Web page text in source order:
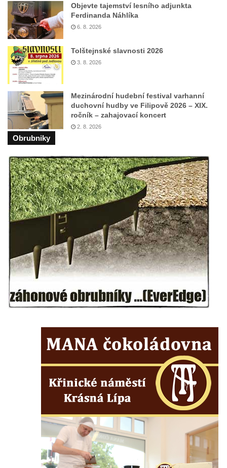
Budějovicích
Socha svatého Vincence Ferrerského na
nádvoří kláštera dominikánů v Českých
Socha svatého Zachariáše na nádvoří
kláštera dominikánů v Českých
Budějovicích
Socha svatého Josefa na nádvoří kláštera
dominikánů v Českých Budějovicích
Socha svaté Anny na nádvoří kláštera
dominikánů v Českých Budějovicích
Socha svatého Dominika na nádvoří
kláštera dominikánů v Českých
Budějovicích
Sousoší Kalvárie před klášterem
dominikánů u Piaristického náměstí v
Českých Budějovicích
Socha svatého Václava u pramene v
Semilech
Pamětní deska Tomáše Garrigue Masaryka
Pamětní deska na biskupské rezidenci v
biskupské rezidenci v Českých
Kamenném Újezdě
Pamětní kámen družebních obcí Kamenný
Újezd a Krauchthal v parku na Náměstí v
Kamenném Újezdě
Socha na náměstí J. V. Kamarýta ve
Velešíně
Objevte tajemství lesního adjunkta
Ferdinanda Náhlíka
6. 8. 2026
Tolštejnské slavnosti 2026
3. 8. 2026
Mezinárodní hudební festival varhanní
duchovní hudby ve Filipově 2026 – XIX.
ročník – zahajovací koncert
2. 8. 2026
Obrubniky